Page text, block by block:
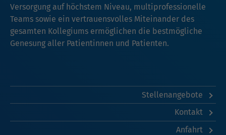
Versorgung auf höchstem Niveau, multiprofessionelle
Teams sowie ein vertrauensvolles Miteinander des
gesamten Kollegiums ermöglichen die bestmögliche
Genesung aller Patientinnen und Patienten.
Stellenangebote
Kontakt
Anfahrt